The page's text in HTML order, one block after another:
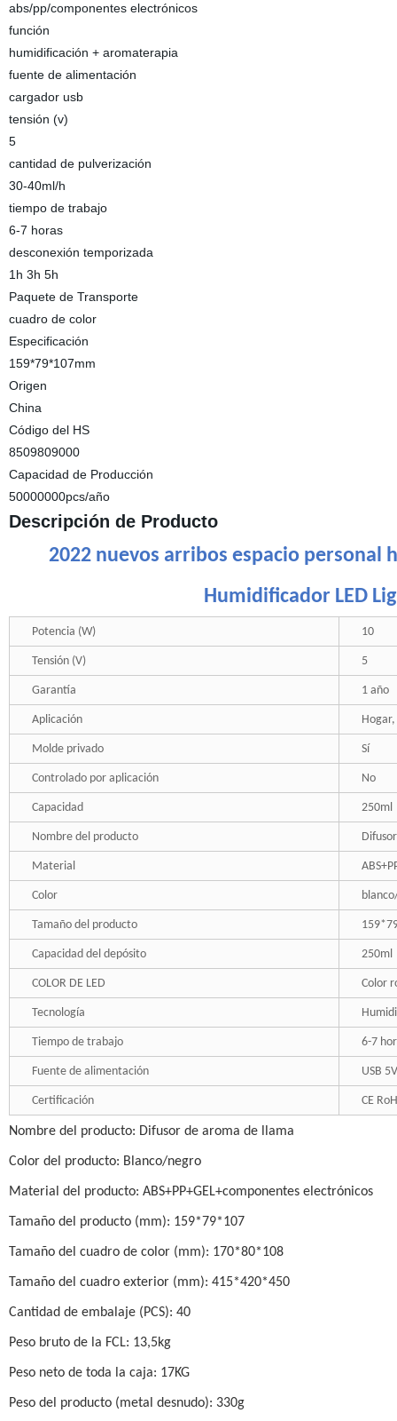
abs/pp/componentes electrónicos
función
humidificación + aromaterapia
fuente de alimentación
cargador usb
tensión (v)
5
cantidad de pulverización
30-40ml/h
tiempo de trabajo
6-7 horas
desconexión temporizada
1h 3h 5h
Paquete de Transporte
cuadro de color
Especificación
159*79*107mm
Origen
China
Código del HS
8509809000
Capacidad de Producción
50000000pcs/año
Descripción de Producto
2022 nuevos arribos espacio
Humidificador LED
Potencia (W) 10
Tensión (V) 5
Garantía 1 año
Aplicación
Molde privado Sí
Controlado por aplicación No
Capacidad 250ml
Nombre del producto
Material
Color
Tamaño del producto
Capacidad del depósito 250ml
COLOR DE LED Color
Tecnología
Tiempo de trabajo 6-7
Fuente de alimentación USB
Certificación CE
Nombre del producto: Difusor de aroma de llama
Color del producto: Blanco/negro
Material del producto: ABS+PP+GEL+componentes electrónicos
Tamaño del producto (mm): 159*79*107
Tamaño del cuadro de color (mm): 170*80*108
Tamaño del cuadro exterior (mm): 415*420*450
Cantidad de embalaje (PCS): 40
Peso bruto de la FCL: 13,5kg
Peso neto de toda la caja: 17KG
Peso del producto (metal desnudo): 330g